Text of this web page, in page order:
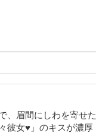
、眉間にしわを寄せた
彼女♥」のキスが濃厚